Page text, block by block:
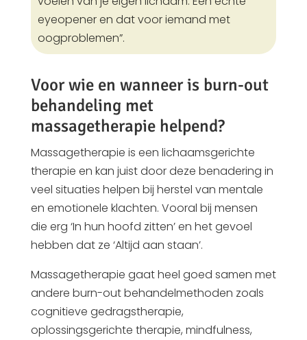
eyeopener en dat voor iemand met
oogproblemen”.
Voor wie en wanneer is burn-out
behandeling met
massagetherapie helpend?
Massagetherapie is een lichaamsgerichte
therapie en kan juist door deze benadering in
veel situaties helpen bij herstel van mentale
en emotionele klachten. Vooral bij mensen
die erg ‘In hun hoofd zitten’ en het gevoel
hebben dat ze ‘Altijd aan staan’.
Massagetherapie gaat heel goed samen met
andere burn-out behandelmethoden zoals
cognitieve gedragstherapie,
oplossingsgerichte therapie, mindfulness,